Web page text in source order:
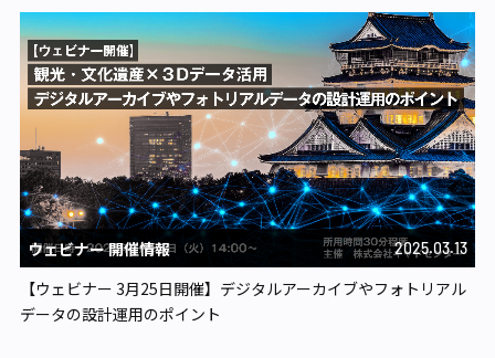
ウェビナー 開催情報 2025.03.13
【ウェビナー 3月25日開催】デジタルアーカイブやフォトリアル
データの設計運用のポイント